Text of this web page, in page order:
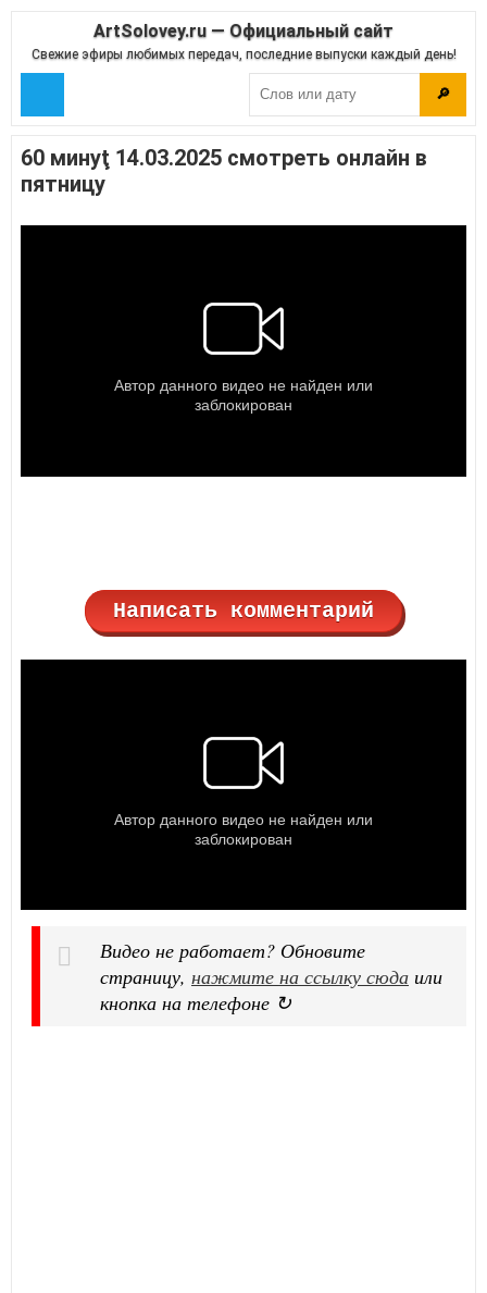
ArtSolovey.ru — Официальный сайт
Свежие эфиры любимых передач, последние выпуски каждый день!
🔎
60 минуţ 14.03.2025 смотреть онлайн в
пятницу
Написать комментарий
Видео не работает? Обновите
страницу, нажмите на ссылку сюда или
кнопка на телефоне ↻